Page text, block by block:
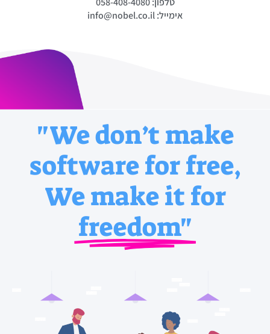
אימייל:info@nobel.co.il
"We don’t make
software for free,
We make it for
freedom"